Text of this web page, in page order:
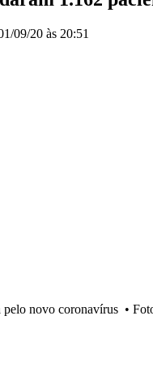
09/20 às 20:51
pelo novo coronavírus •